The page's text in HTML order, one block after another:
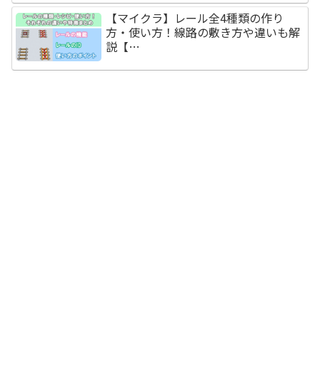
【マイクラ】レール全4種類の作り
方・使い方！線路の敷き方や違いも解
説【…